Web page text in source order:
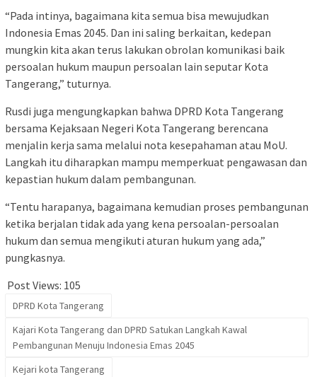
“Pada intinya, bagaimana kita semua bisa mewujudkan
Indonesia Emas 2045. Dan ini saling berkaitan, kedepan
mungkin kita akan terus lakukan obrolan komunikasi baik
persoalan hukum maupun persoalan lain seputar Kota
Tangerang,” tuturnya.
Rusdi juga mengungkapkan bahwa DPRD Kota Tangerang
bersama Kejaksaan Negeri Kota Tangerang berencana
menjalin kerja sama melalui nota kesepahaman atau MoU.
Langkah itu diharapkan mampu memperkuat pengawasan dan
kepastian hukum dalam pembangunan.
“Tentu harapanya, bagaimana kemudian proses pembangunan
ketika berjalan tidak ada yang kena persoalan-persoalan
hukum dan semua mengikuti aturan hukum yang ada,”
pungkasnya.
Post Views: 105
DPRD Kota Tangerang
Kajari Kota Tangerang dan DPRD Satukan Langkah Kawal
Pembangunan Menuju Indonesia Emas 2045
Kejari kota Tangerang